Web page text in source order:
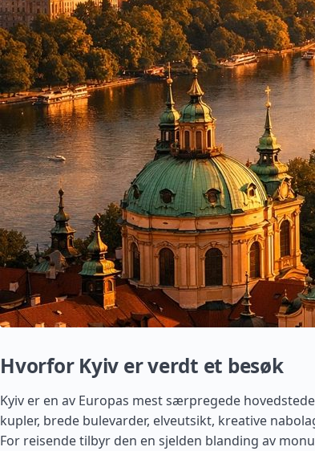
Hvorfor Kyiv er verdt et besøk
Kyiv er en av Europas mest særpregede
kupler, brede bulevarder, elveutsikt, kreative
For reisende tilbyr den en sjelden blanding av